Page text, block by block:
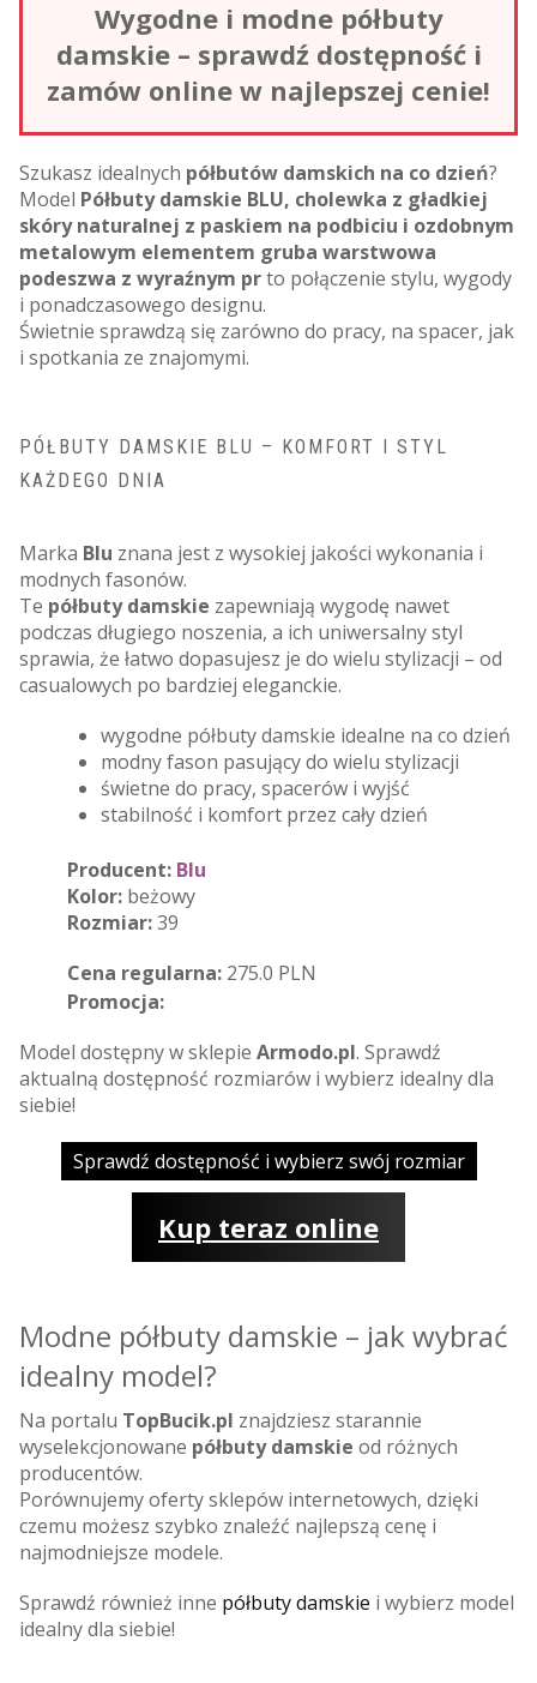
Wygodne i modne półbuty
damskie – sprawdź dostępność i
zamów online w najlepszej cenie!
Szukasz idealnych półbutów damskich na co dzień?
Model Półbuty damskie BLU, cholewka z gładkiej
skóry naturalnej z paskiem na podbiciu i ozdobnym
metalowym elementem gruba warstwowa
podeszwa z wyraźnym prto połączenie stylu, wygody
i ponadczasowego designu.
Świetnie sprawdzą się zarówno do pracy, na spacer, jak
i spotkania ze znajomymi.
PÓŁBUTY DAMSKIE BLU – KOMFORT I STYL
KAŻDEGO DNIA
Marka Blu znana jest z wysokiej jakości wykonania i
modnych fasonów.
Te półbuty damskie zapewniają wygodę nawet
podczas długiego noszenia, a ich uniwersalny styl
sprawia, że łatwo dopasujesz je do wielu stylizacji – od
casualowych po bardziej eleganckie.
wygodne półbuty damskie idealne na co dzień
modny fason pasujący do wielu stylizacji
świetne do pracy, spacerów i wyjść
stabilność i komfort przez cały dzień
Producent: Blu
Kolor: beżowy
Rozmiar:39
Cena regularna: 275.0 PLN
Promocja:
Model dostępny w sklepie Armodo.pl. Sprawdź
aktualną dostępność rozmiarów i wybierz idealny dla
siebie!
Sprawdź dostępność i wybierz swój rozmiar
Kup teraz online
Modne półbuty damskie – jak wybrać
idealny model?
Na portalu TopBucik.pl znajdziesz starannie
wyselekcjonowane półbuty damskie od różnych
producentów.
Porównujemy oferty sklepów internetowych, dzięki
czemu możesz szybko znaleźć najlepszą cenę i
najmodniejsze modele.
Sprawdź również inne półbuty damskie i wybierz model
idealny dla siebie!